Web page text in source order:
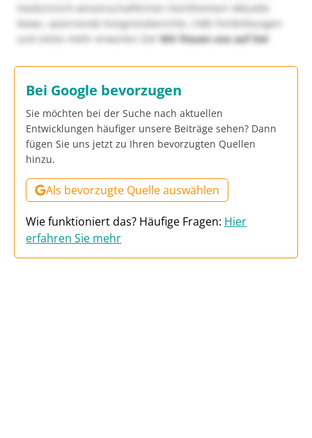
medizinisch-wissenschaftlichen Fachthemen! Aktuelle
News, spannende Kongressberichte, CME-Fortbildungen
und vieles mehr erwarten Sie!Wir freuen uns auf Sie!
Bei Google bevorzugen
Sie möchten bei der Suche nach aktuellen
Entwicklungen häufiger unsere Beiträge sehen? Dann
fügen Sie uns jetzt zu Ihren bevorzugten Quellen
hinzu.
Als bevorzugte Quelle auswählen
Wie funktioniert das? Häufige Fragen: Hier
erfahren Sie mehr